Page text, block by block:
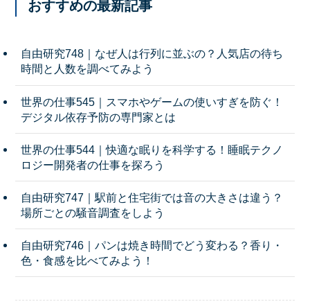
おすすめの最新記事
自由研究748｜なぜ人は行列に並ぶの？人気店の待ち
時間と人数を調べてみよう
世界の仕事545｜スマホやゲームの使いすぎを防ぐ！
デジタル依存予防の専門家とは
世界の仕事544｜快適な眠りを科学する！睡眠テクノ
ロジー開発者の仕事を探ろう
自由研究747｜駅前と住宅街では音の大きさは違う？
場所ごとの騒音調査をしよう
自由研究746｜パンは焼き時間でどう変わる？香り・
色・食感を比べてみよう！